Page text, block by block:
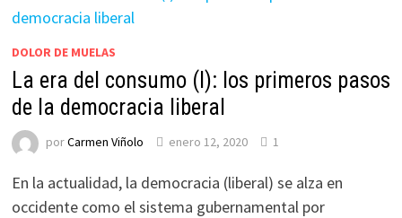
DOLOR DE MUELAS
La era del consumo (I): los primeros pasos
de la democracia liberal
porCarmen Viñolo enero 12, 2020 1
En la actualidad, la democracia (liberal) se alza en
occidente como el sistema gubernamental por